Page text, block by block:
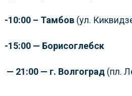
-10:00 – Тамбов (ул.
-15:00 — Борисоглебск
— 21:00 — г. Волгоград (пл.